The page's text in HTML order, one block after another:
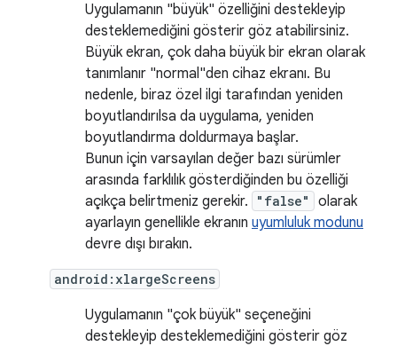
Uygulamanın "büyük" özelliğini destekleyip
desteklemediğini gösterir göz atabilirsiniz.
Büyük ekran, çok daha büyük bir ekran olarak
tanımlanır "normal"den cihaz ekranı. Bu
nedenle, biraz özel ilgi tarafından yeniden
boyutlandırılsa da uygulama, yeniden
boyutlandırma doldurmaya başlar.
Bunun için varsayılan değer bazı sürümler
arasında farklılık gösterdiğinden bu özelliği
açıkça belirtmeniz gerekir.
"false"
olarak
ayarlayın genellikle ekranın uyumluluk modunu
devre dışı bırakın.
android:xlargeScreens
Uygulamanın "çok büyük" seçeneğini
destekleyip desteklemediğini gösterir göz